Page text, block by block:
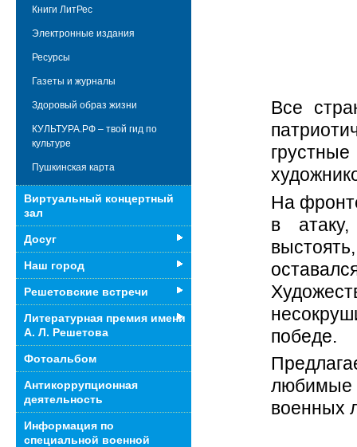
Все
На
в
победе.
любимые
военных
Книги ЛитРес
Электронные издания
Ресурсы
Газеты и журналы
Здоровый образ жизни
КУЛЬТУРА.РФ – твой гид по
культуре
Пушкинская карта
Виртуальный концертный
зал
Досуг
Наш город
Решетовские встречи
Литературная премия имени
А. Л. Решетова
Фотоальбом
Антикоррупционная
деятельность
Информация по
специальной военной